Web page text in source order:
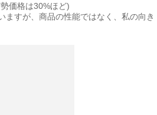
価格は30%ほど)
ますが、商品の性能ではなく、私の向き